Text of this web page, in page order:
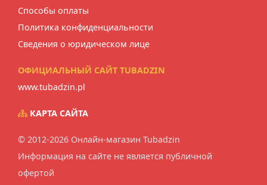
Способы оплаты
Политика конфиденциальности
Сведения о юридическом лице
ОФИЦИАЛЬНЫЙ САЙТ TUBADZIN
www.tubadzin.pl
КАРТА САЙТА
© 2012-2026 Онлайн-магазин Tubadzin
Информация на сайте не является публичной
офертой